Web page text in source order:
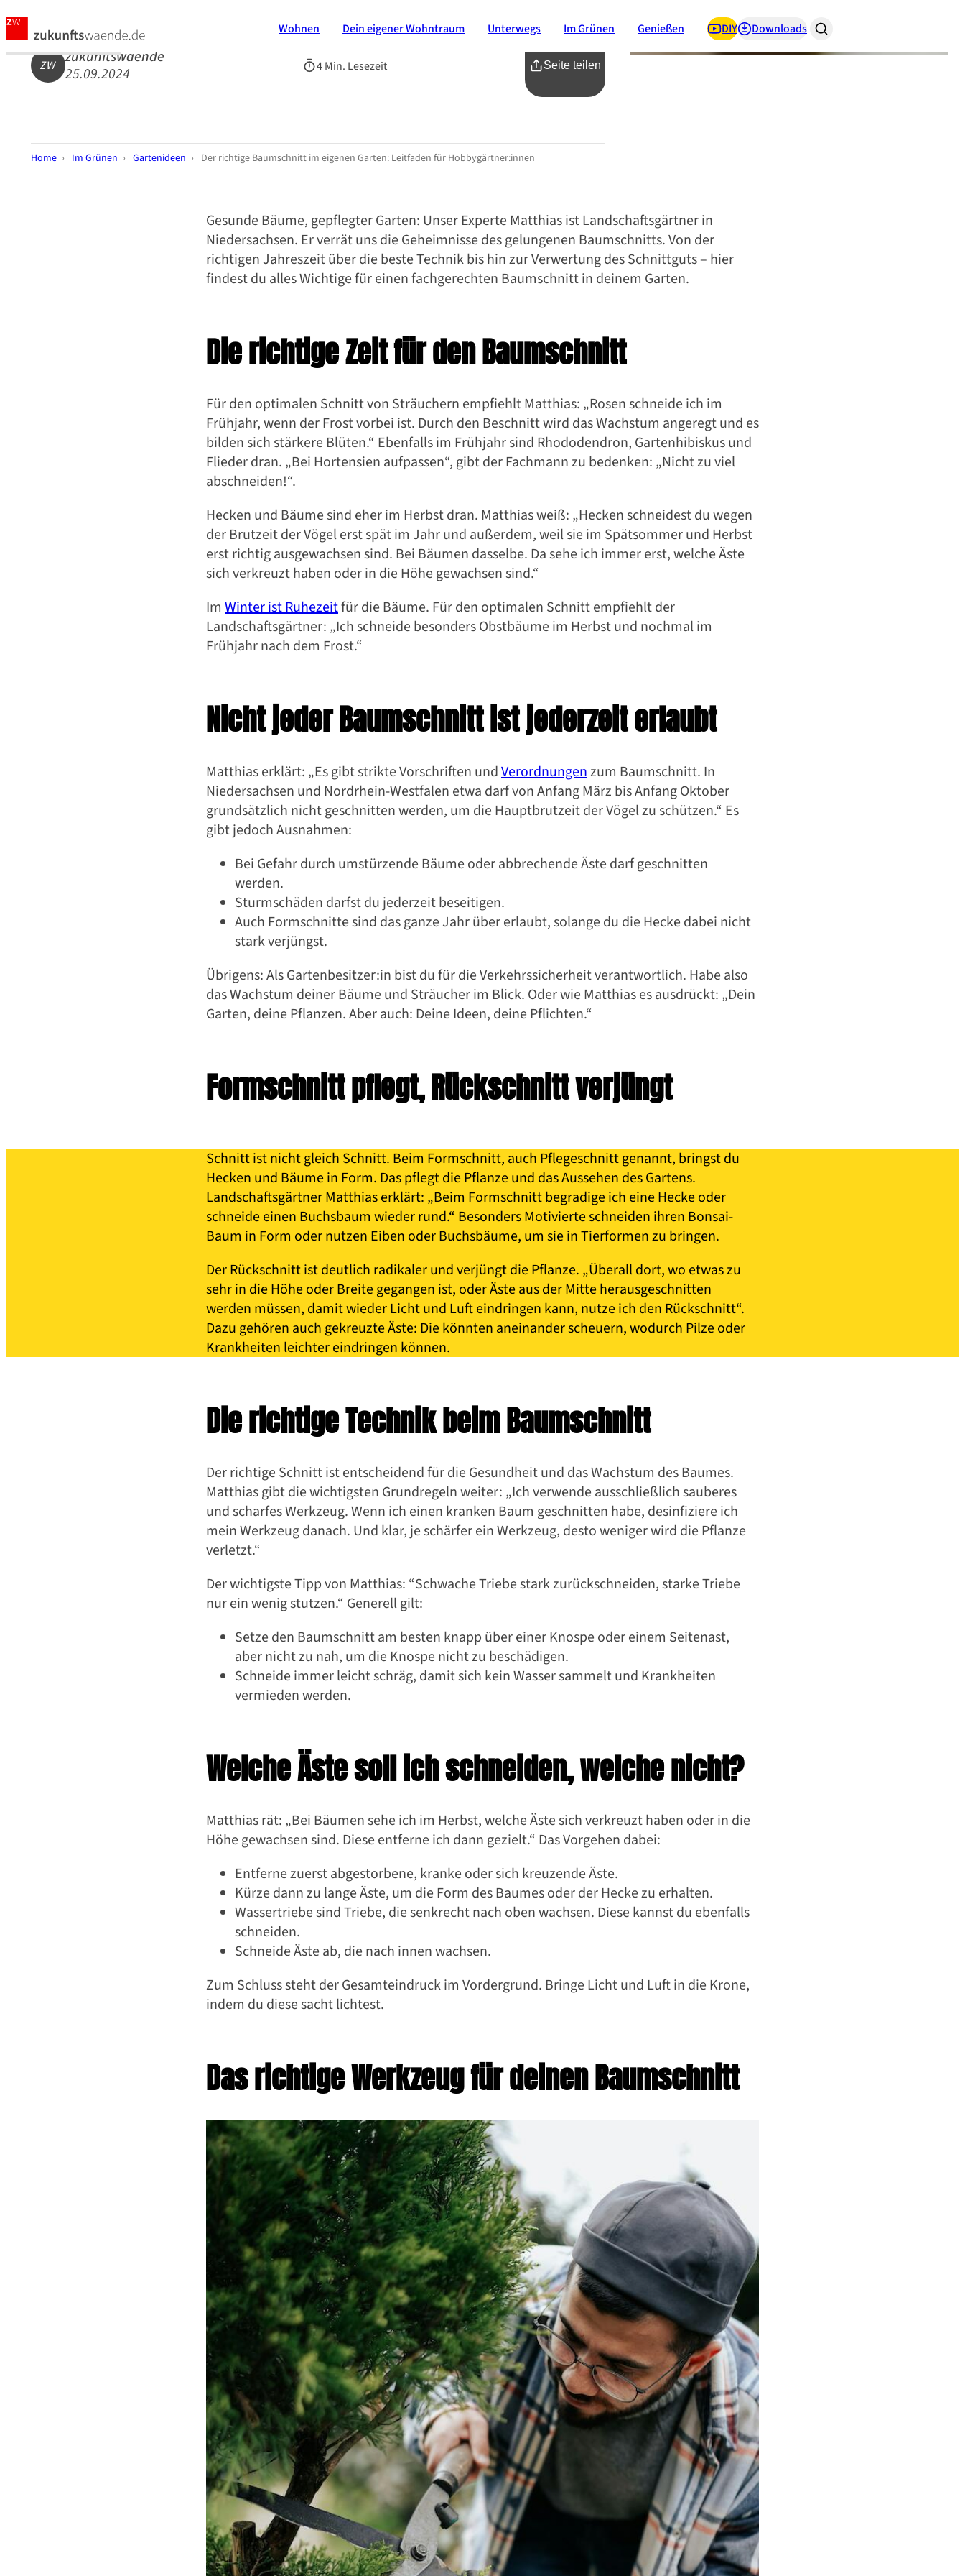
Wohnen Dein eigener Wohntraum Unterwegs Im Grünen Genießen DIY Downloads
Der richtige Baumschnitt im eigenen Garten:
Leitfaden für Hobbygärtner:innen
ZW
zukunftswaende
25.09.2024
4 Min. Lesezeit Seite teilen
Home › Im Grünen › Gartenideen › Der richtige Baumschnitt im eigenen Garten: Leitfaden für Hobbygärtner:innen
Gesunde Bäume, gepflegter Garten: Unser Experte Matthias ist Landschaftsgärtner in
Niedersachsen. Er verrät uns die Geheimnisse des gelungenen Baumschnitts. Von der
richtigen Jahreszeit über die beste Technik bis hin zur Verwertung des Schnittguts – hier
findest du alles Wichtige für einen fachgerechten Baumschnitt in deinem Garten.
Die richtige Zeit für den Baumschnitt
Für den optimalen Schnitt von Sträuchern empfiehlt Matthias: „Rosen schneide ich im
Frühjahr, wenn der Frost vorbei ist. Durch den Beschnitt wird das Wachstum angeregt und es
bilden sich stärkere Blüten.“ Ebenfalls im Frühjahr sind Rhododendron, Gartenhibiskus und
Flieder dran. „Bei Hortensien aufpassen“, gibt der Fachmann zu bedenken: „Nicht zu viel
abschneiden!“.
Hecken und Bäume sind eher im Herbst dran. Matthias weiß: „Hecken schneidest du wegen
der Brutzeit der Vögel erst spät im Jahr und außerdem, weil sie im Spätsommer und Herbst
erst richtig ausgewachsen sind. Bei Bäumen dasselbe. Da sehe ich immer erst, welche Äste
sich verkreuzt haben oder in die Höhe gewachsen sind.“
Im Winter ist Ruhezeitfür die Bäume. Für den optimalen Schnitt empfiehlt der
Landschaftsgärtner: „Ich schneide besonders Obstbäume im Herbst und nochmal im
Frühjahr nach dem Frost.“
Nicht jeder Baumschnitt ist jederzeit erlaubt
Matthias erklärt: „Es gibt strikte Vorschriften undVerordnungenzum Baumschnitt. In
Niedersachsen und Nordrhein-Westfalen etwa darf von Anfang März bis Anfang Oktober
grundsätzlich nicht geschnitten werden, um die Hauptbrutzeit der Vögel zu schützen.“ Es
gibt jedoch Ausnahmen:
Bei Gefahr durch umstürzende Bäume oder abbrechende Äste darf geschnitten
werden.
Sturmschäden darfst du jederzeit beseitigen.
Auch Formschnitte sind das ganze Jahr über erlaubt, solange du die Hecke dabei nicht
stark verjüngst.
Übrigens: Als Gartenbesitzer:in bist du für die Verkehrssicherheit verantwortlich. Habe also
das Wachstum deiner Bäume und Sträucher im Blick. Oder wie Matthias es ausdrückt: „Dein
Garten, deine Pflanzen. Aber auch: Deine Ideen, deine Pflichten.“
Formschnitt pflegt, Rückschnitt verjüngt
Schnitt ist nicht gleich Schnitt. Beim Formschnitt, auch Pflegeschnitt genannt, bringst du
Hecken und Bäume in Form. Das pflegt die Pflanze und das Aussehen des Gartens.
Landschaftsgärtner Matthias erklärt: „Beim Formschnitt begradige ich eine Hecke oder
schneide einen Buchsbaum wieder rund.“ Besonders Motivierte schneiden ihren Bonsai-
Baum in Form oder nutzen Eiben oder Buchsbäume, um sie in Tierformen zu bringen.
Der Rückschnitt ist deutlich radikaler und verjüngt die Pflanze. „Überall dort, wo etwas zu
sehr in die Höhe oder Breite gegangen ist, oder Äste aus der Mitte herausgeschnitten
werden müssen, damit wieder Licht und Luft eindringen kann, nutze ich den Rückschnitt“.
Dazu gehören auch gekreuzte Äste: Die könnten aneinander scheuern, wodurch Pilze oder
Krankheiten leichter eindringen können.
Die richtige Technik beim Baumschnitt
Der richtige Schnitt ist entscheidend für die Gesundheit und das Wachstum des Baumes.
Matthias gibt die wichtigsten Grundregeln weiter: „Ich verwende ausschließlich sauberes
und scharfes Werkzeug. Wenn ich einen kranken Baum geschnitten habe, desinfiziere ich
mein Werkzeug danach. Und klar, je schärfer ein Werkzeug, desto weniger wird die Pflanze
verletzt.“
Der wichtigste Tipp von Matthias: “Schwache Triebe stark zurückschneiden, starke Triebe
nur ein wenig stutzen.“ Generell gilt:
Setze den Baumschnitt am besten knapp über einer Knospe oder einem Seitenast,
aber nicht zu nah, um die Knospe nicht zu beschädigen.
Schneide immer leicht schräg, damit sich kein Wasser sammelt und Krankheiten
vermieden werden.
Welche Äste soll ich schneiden, welche nicht?
Matthias rät: „Bei Bäumen sehe ich im Herbst, welche Äste sich verkreuzt haben oder in die
Höhe gewachsen sind. Diese entferne ich dann gezielt.“ Das Vorgehen dabei:
Entferne zuerst abgestorbene, kranke oder sich kreuzende Äste.
Kürze dann zu lange Äste, um die Form des Baumes oder der Hecke zu erhalten.
Wassertriebe sind Triebe, die senkrecht nach oben wachsen. Diese kannst du ebenfalls
schneiden.
Schneide Äste ab, die nach innen wachsen.
Zum Schluss steht der Gesamteindruck im Vordergrund. Bringe Licht und Luft in die Krone,
indem du diese sacht lichtest.
Das richtige Werkzeug für deinen Baumschnitt